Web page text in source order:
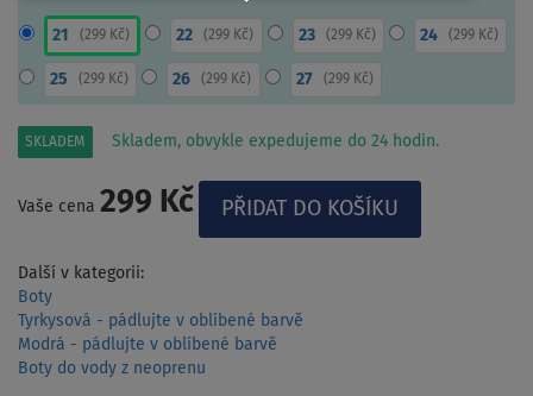
21 (299 Kč) 22 (299 Kč) 23 (299 Kč) 24 (299 Kč)
25 (299 Kč) 26 (299 Kč) 27 (299 Kč)
SKLADEM Skladem, obvykle expedujeme do 24 hodin.
Vaše cena 299 Kč
Další v kategorii:
Boty
Tyrkysová - pádlujte v oblíbené barvě
Modrá - pádlujte v oblíbené barvě
Boty do vody z neoprenu